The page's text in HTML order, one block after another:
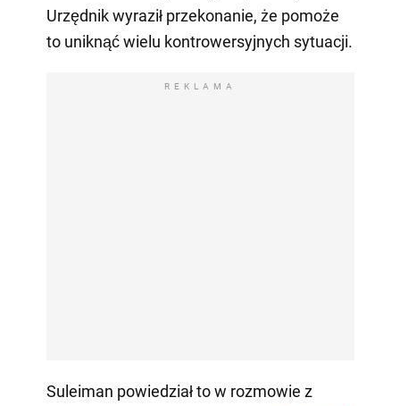
Urzędnik wyraził przekonanie, że pomoże
to uniknąć wielu kontrowersyjnych sytuacji.
REKLAMA
Suleiman powiedział to w rozmowie z